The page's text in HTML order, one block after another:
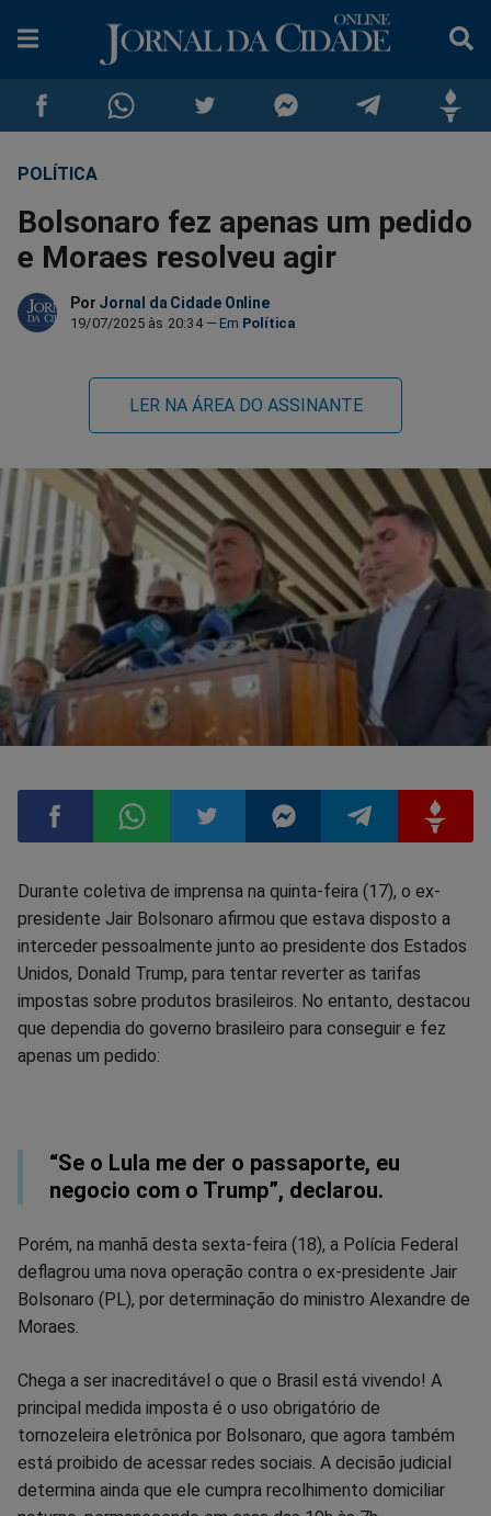
Compartilhar
no
Facebook
Compartilhar
no
Whatsapp
no
Twitter
no
Messenger
no
no
POLÍTICA
Bolsonaro fez apenas um pedido
e Moraes resolveu agir
Por Jornal da Cidade Online
19/07/2025 às 20:34 Política
LER NA ÁREA DO ASSINANTE
Compartilhar
no
Facebook
Compartilhar
no
Whatsapp
Compartilhar
no
Twitter
Compartilhar
no
Messenger
Compartilhar
no
Telegram
no
Gettr
Durante coletiva de imprensa na quinta-feira (17), o ex-
presidente Jair Bolsonaro afirmou que estava disposto a
interceder pessoalmente junto ao presidente dos Estados
Unidos, Donald Trump, para tentar reverter as tarifas
impostas sobre produtos brasileiros. No entanto, destacou
que dependia do governo brasileiro para conseguir e fez
apenas um pedido:
“Se o Lula me der o passaporte, eu
negocio com o Trump”, declarou.
Porém, na manhã desta sexta-feira (18), a Polícia Federal
deflagrou uma nova operação contra o ex-presidente Jair
Bolsonaro (PL), por determinação do ministro Alexandre de
Moraes.
Chega a ser inacreditável o que o Brasil está vivendo! A
principal medida imposta é o uso obrigatório de
tornozeleira eletrônica por Bolsonaro, que agora também
está proibido de acessar redes sociais. A decisão judicial
determina ainda que ele cumpra recolhimento domiciliar